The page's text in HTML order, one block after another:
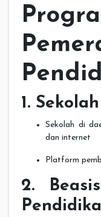
1.
Sekolah di
dan internet
Platform
2.